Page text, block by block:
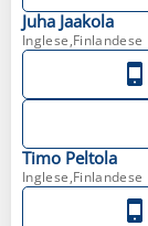
Juha Jaakola
Inglese,Finlandese
Timo Peltola
Inglese,Finlandese